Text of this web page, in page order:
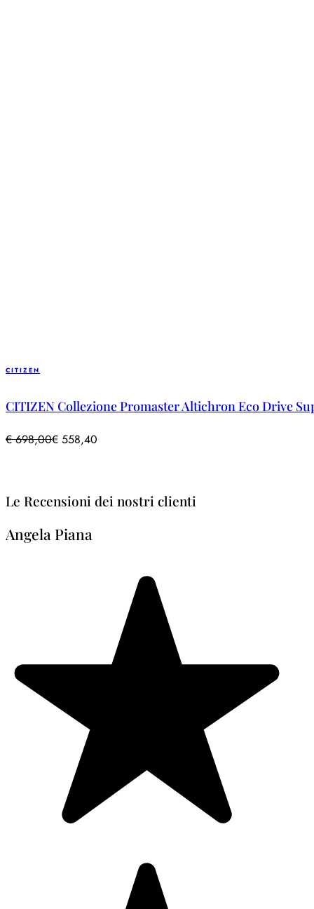
CITIZEN
CITIZEN Collezione Promaster Altichron Eco Drive
€698,00€ 558,40
Le Recensioni dei nostri clienti
Angela Piana